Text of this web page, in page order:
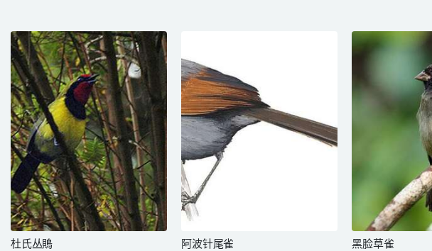
杜氏丛鵙 阿波针尾雀 黑脸草雀